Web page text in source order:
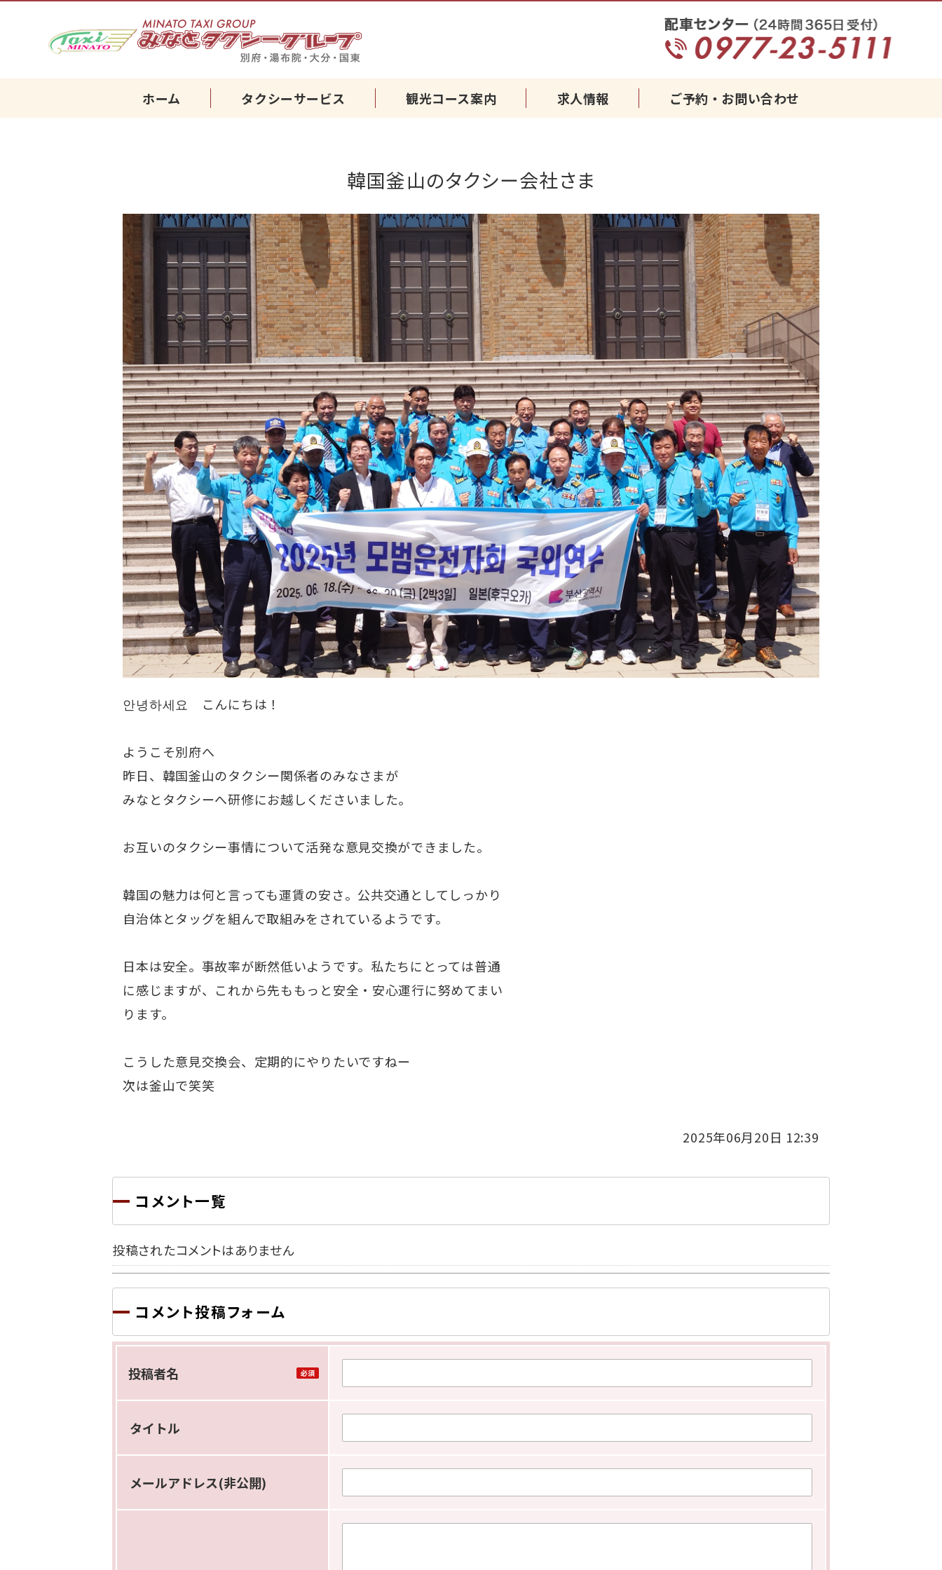
別府・湯布院・国東・大分のタクシーなら｜みなとタクシーグルー
ホーム タクシーサービス 観光コース案内 求人情報 ご予約・お問い合わせ
韓国釜山のタクシー会社さま
안녕하세요 こんにちは！
ようこそ別府へ
昨日、韓国釜山のタクシー関係者のみなさまが
みなとタクシーへ研修にお越しくださいました。
お互いのタクシー事情について活発な意見交換ができました。
韓国の魅力は何と言っても運賃の安さ。公共交通としてしっかり
自治体とタッグを組んで取組みをされているようです。
日本は安全。事故率が断然低いようです。私たちにとっては普通
に感じますが、これから先ももっと安全・安心運行に努めてまい
ります。
こうした意見交換会、定期的にやりたいですねー
次は釜山で笑笑
2025年06月20日 12:39
コメント一覧
投稿されたコメントはありません
コメント投稿フォーム
投稿者名
タイトル
メールアドレス(非公開)